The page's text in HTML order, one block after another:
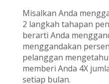
Misalkan Anda
2 langkah tahapan
berarti Anda
menggandakan
pelanggan
memberi Anda 4X
setiap bulan.